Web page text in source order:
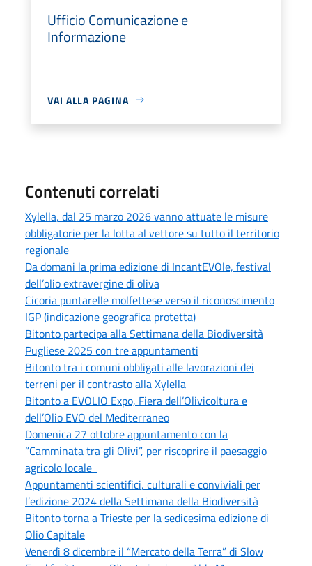
Ufficio Comunicazione e
Informazione
VAI ALLA PAGINA
Contenuti correlati
Xylella, dal 25 marzo 2026 vanno attuate le misure
obbligatorie per la lotta al vettore su tutto il territorio
regionale
Da domani la prima edizione di IncantEVOle, festival
dell’olio extravergine di oliva
Cicoria puntarelle molfettese verso il riconoscimento
IGP (indicazione geografica protetta)
Bitonto partecipa alla Settimana della Biodiversità
Pugliese 2025 con tre appuntamenti
Bitonto tra i comuni obbligati alle lavorazioni dei
terreni per il contrasto alla Xylella
Bitonto a EVOLIO Expo, Fiera dell’Olivicoltura e
dell’Olio EVO del Mediterraneo
Domenica 27 ottobre appuntamento con la
“Camminata tra gli Olivi”, per riscoprire il paesaggio
agricolo locale
Appuntamenti scientifici, culturali e conviviali per
l’edizione 2024 della Settimana della Biodiversità
Bitonto torna a Trieste per la sedicesima edizione di
Olio Capitale
Venerdì 8 dicembre il “Mercato della Terra” di Slow